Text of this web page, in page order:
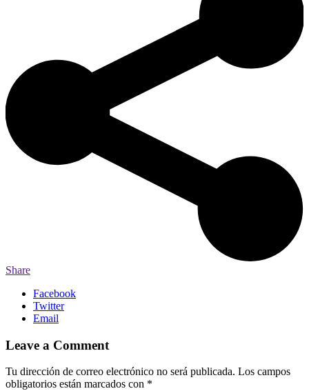
Share
Facebook
Twitter
Email
Leave a Comment
Tu dirección de correo electrónico no será publicada. Los campos
obligatorios están marcados con *